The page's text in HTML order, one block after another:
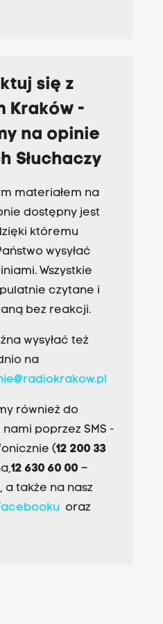
się z
Kraków -
na opinie
Słuchaczy
materiałem na
dostępny jest
któremu
wysyłać
Wszystkie
czytane i
bez reakcji.
wysyłać też
na
również do
poprzez SMS -
(12 200 33
12 630 60 00 –
także na nasz
oraz